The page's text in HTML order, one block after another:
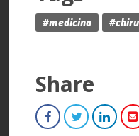
#medicina
Share